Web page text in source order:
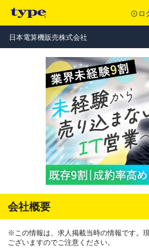
ロ
日本電算機販売株式会社
会社概要
※この情報は、求人掲載当時の情報です。
ございますのでご注意ください。